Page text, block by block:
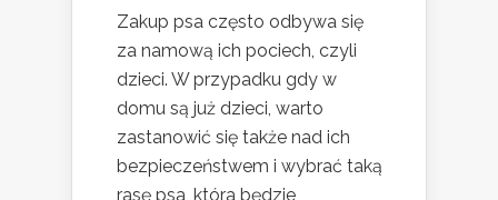
Zakup psa często odbywa się
za namową ich pociech, czyli
dzieci. W przypadku gdy w
domu są już dzieci, warto
zastanowić się także nad ich
bezpieczeństwem i wybrać taką
rasę psa, która będzie